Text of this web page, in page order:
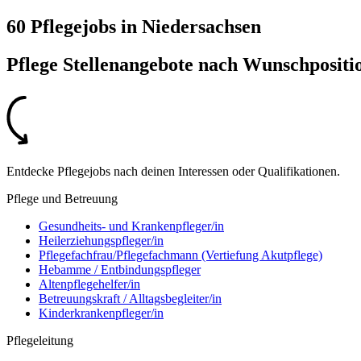
60 Pflegejobs in Niedersachsen
Pflege Stellenangebote nach
Entdecke Pflegejobs nach deinen Interessen oder Qualifikationen.
Pflege und Betreuung
Gesundheits- und Krankenpfleger/in
Heilerziehungspfleger/in
Pflegefachfrau/Pflegefachmann (Vertiefung Akutpflege)
Hebamme / Entbindungspfleger
Altenpflegehelfer/in
Betreuungskraft / Alltagsbegleiter/in
Kinderkrankenpfleger/in
Pflegeleitung